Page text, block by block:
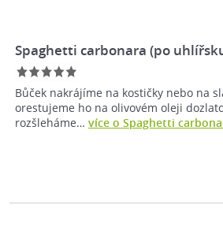
Spaghetti carbonara (po
Bůček nakrájíme na kostičky nebo na
orestujeme ho na olivovém oleji
rozšleháme… více o Spaghetti